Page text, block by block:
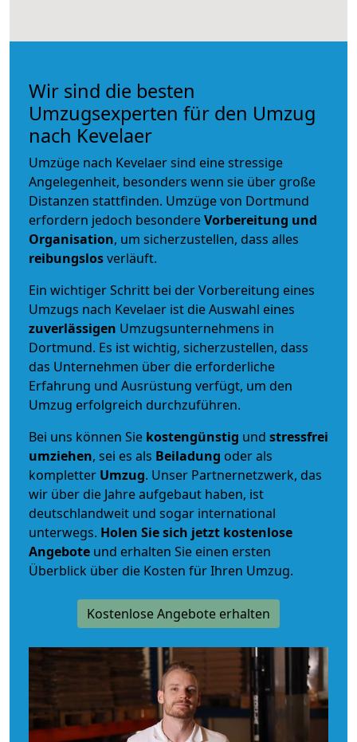
Wir sind die besten
Umzugsexperten für den Umzug
nach Kevelaer
Umzüge nach Kevelaer sind eine stressige
Angelegenheit, besonders wenn sie über große
Distanzen stattfinden. Umzüge von Dortmund
erfordern jedoch besondereVorbereitung und
Organisation, um sicherzustellen, dass alles
reibungslosverläuft.
Ein wichtiger Schritt bei der Vorbereitung eines
Umzugs nach Kevelaer ist die Auswahl eines
zuverlässigen Umzugsunternehmens in
Dortmund. Es ist wichtig, sicherzustellen, dass
das Unternehmen über die erforderliche
Erfahrung und Ausrüstung verfügt, um den
Umzug erfolgreich durchzuführen.
Bei uns können Sie kostengünstig und stressfrei
umziehen, sei es als Beiladung oder als
kompletter Umzug. Unser Partnernetzwerk, das
wir über die Jahre aufgebaut haben, ist
deutschlandweit und sogar international
unterwegs. Holen Sie sich jetzt kostenlose
Angebote und erhalten Sie einen ersten
Überblick über die Kosten für Ihren Umzug.
Kostenlose Angebote erhalten